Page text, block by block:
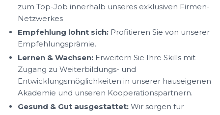
zum Top-Job innerhalb unseres exklusiven Firmen-
Netzwerkes
Empfehlung lohnt sich: Profitieren Sie von unserer
Empfehlungsprämie.
Lernen & Wachsen: Erweitern Sie Ihre Skills mit
Zugang zu Weiterbildungs- und
Entwicklungsmöglichkeiten in unserer hauseigenen
Akademie und unseren Kooperationspartnern.
Gesund & Gut ausgestattet: Wir sorgen für